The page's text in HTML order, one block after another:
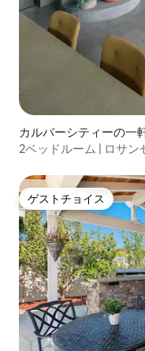
カルバーシティーの一
2ベッドルーム | ロサ
ゲストチョイス
ゲストチョイス